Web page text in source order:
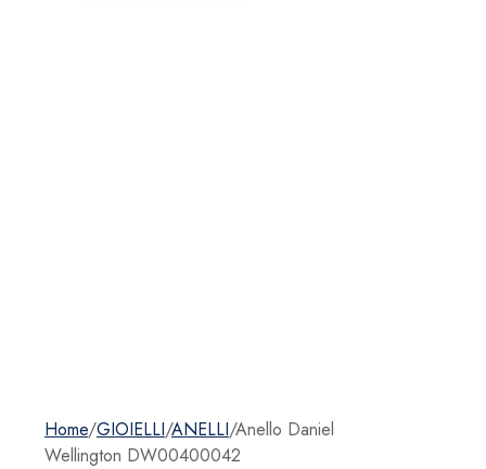
Home/GIOIELLI/ANELLI/Anello Daniel
Wellington DW00400042